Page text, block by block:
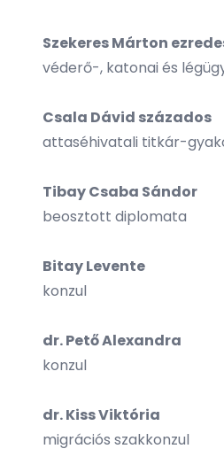
Szekeres Márton
véderő-, katonai és
Csala Dávid százados
attaséhivatali titkár-
Tibay Csaba Sándor
beosztott diplomata
Bitay Levente
konzul
dr. Pető Alexandra
konzul
dr. Kiss Viktória
migrációs szakkonzul